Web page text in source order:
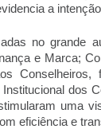
a
no grande
e Marca;
Institucional dos
uma
eficiência e